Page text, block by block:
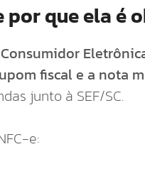
por que ela é
fiscal e a nota
junto à SEF/SC.
e: